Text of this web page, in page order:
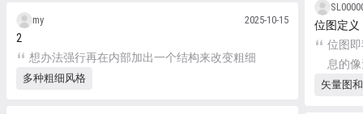
my 2025-10-15
2
想办法强行再在内部加出一个结构来改变粗细
多种粗细风格
位图定义
位图
息的
矢量图